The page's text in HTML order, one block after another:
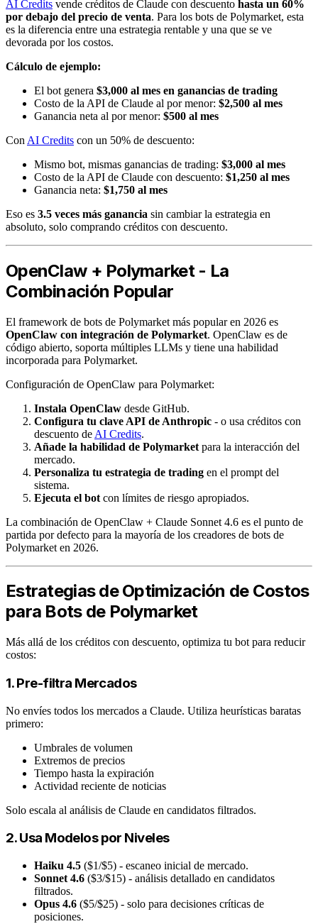
AI Credits vende créditos de Claude con descuento hasta un 60%
por debajo del precio de venta. Para los bots de Polymarket, esta
es la diferencia entre una estrategia rentable y una que se ve
devorada por los costos.
Cálculo de ejemplo:
El bot genera $3,000 al mes en ganancias de trading
Costo de la API de Claude al por menor: $2,500 al mes
Ganancia neta al por menor: $500 al mes
Con AI Credits con un 50% de descuento:
Mismo bot, mismas ganancias de trading: $3,000 al mes
Costo de la API de Claude con descuento: $1,250 al mes
Ganancia neta: $1,750 al mes
Eso es 3.5 veces más ganancia sin cambiar la estrategia en
absoluto, solo comprando créditos con descuento.
OpenClaw + Polymarket - La
Combinación Popular
El framework de bots de Polymarket más popular en 2026 es
OpenClaw con integración de Polymarket. OpenClaw es de
código abierto, soporta múltiples LLMs y tiene una habilidad
incorporada para Polymarket.
Configuración de OpenClaw para Polymarket:
Instala OpenClaw desde GitHub.
Configura tu clave API de Anthropic - o usa créditos con
descuento de AI Credits.
Añade la habilidad de Polymarket para la interacción del
mercado.
Personaliza tu estrategia de trading en el prompt del
sistema.
Ejecuta el bot con límites de riesgo apropiados.
La combinación de OpenClaw + Claude Sonnet 4.6 es el punto de
partida por defecto para la mayoría de los creadores de bots de
Polymarket en 2026.
Estrategias de Optimización de Costos
para Bots de Polymarket
Más allá de los créditos con descuento, optimiza tu bot para reducir
costos:
1. Pre-filtra Mercados
No envíes todos los mercados a Claude. Utiliza heurísticas baratas
primero:
Umbrales de volumen
Extremos de precios
Tiempo hasta la expiración
Actividad reciente de noticias
Solo escala al análisis de Claude en candidatos filtrados.
2. Usa Modelos por Niveles
Haiku 4.5 ($1/$5) - escaneo inicial de mercado.
Sonnet 4.6 ($3/$15) - análisis detallado en candidatos
filtrados.
Opus 4.6 ($5/$25) - solo para decisiones críticas de
posiciones.